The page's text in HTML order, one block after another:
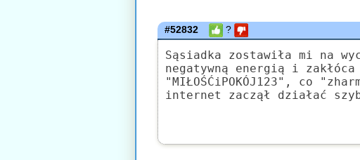
#52832 ?
Sąsiadka zostawiła mi na
negatywną energią i
"MIŁOŚĆiPOKÓJ123", co
internet zaczął działać